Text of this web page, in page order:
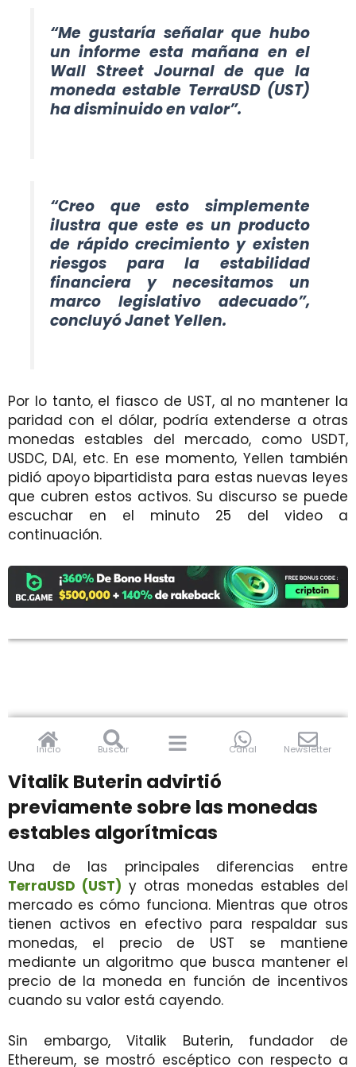
“Me gustaría señalar que hubo
un informe esta mañana en el
Wall Street Journal de que la
moneda estable TerraUSD (UST)
ha disminuido en valor”.
“Creo que esto simplemente
ilustra que este es un producto
de rápido crecimiento y existen
riesgos para la estabilidad
financiera y necesitamos un
marco legislativo adecuado”,
concluyó Janet Yellen.
Por lo tanto, el fiasco de UST, al no mantener la
paridad con el dólar, podría extenderse a otras
monedas estables del mercado, como USDT,
USDC, DAI, etc. En ese momento, Yellen también
pidió apoyo bipartidista para estas nuevas leyes
que cubren estos activos. Su discurso se puede
escuchar en el minuto 25 del video a
continuación.
Vitalik Buterin advirtió
previamente sobre las monedas
estables algorítmicas
Una de las principales diferencias entre
TerraUSD (UST) y otras monedas estables del
mercado es cómo funciona. Mientras que otros
tienen activos en efectivo para respaldar sus
monedas, el precio de UST se mantiene
mediante un algoritmo que busca mantener el
precio de la moneda en función de incentivos
cuando su valor está cayendo.
Sin embargo, Vitalik Buterin, fundador de
Ethereum, se mostró escéptico con respecto a